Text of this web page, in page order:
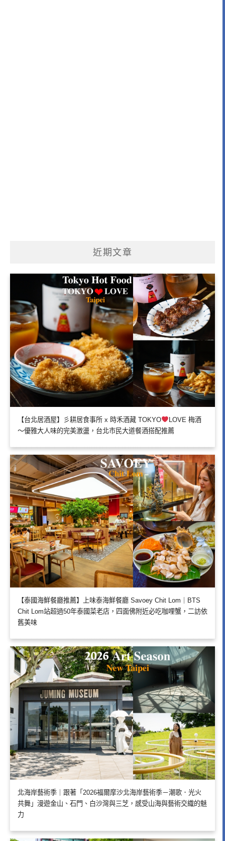
近期文章
【台北居酒屋】彡耕居食事所 x 時禾酒藏 TOKYO
LOVE 梅酒
～優雅大人味的完美激盪，台北市民大道餐酒搭配推薦
【泰國海鮮餐廳推薦】上味泰海鮮餐廳 Savoey Chit Lom｜BTS
Chit Lom站超過50年泰國菜老店，四面佛附近必吃咖哩蟹，二訪依
舊美味
北海岸藝術季｜跟著「2026福爾摩沙北海岸藝術季－潮歌．光火
共舞」漫遊金山、石門、白沙灣與三芝，感受山海與藝術交織的魅
力